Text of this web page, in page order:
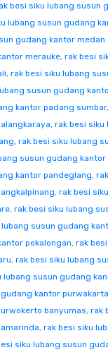
besi siku lubang susun
lubang susun gudang
gudang kantor medan
merauke, rak besi
, rak besi siku lubang
susun gudang
kantor padang sumbar,
, rak besi siku
, rak besi siku lubang
susun gudang
kantor pandeglang,
, rak besi
, rak besi siku lubang
susun gudang
pekalongan, rak
, rak besi siku lubang
lubang susun gudang
kantor purwakarta
banyumas, rak
, rak besi siku
siku lubang susun